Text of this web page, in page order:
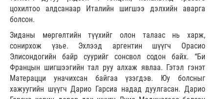
цохилтоо алдсанаар Италийн шигшээ дэлхийн аварга
болсон.
Зиданы мөргөлтийн түүхийг олон талаас нь харж,
сонирхож үзье. Эхлээд аргентин шүүгч Орасио
Элисондогийн байр суурийг сонсвол содон байх. “Би
Францын шигшээгийн тал руу алхаж явлаа. Гэтэл гэнэт
Матерацци уначихсан байгаа үзэгдэв. Юу болсныг
хажуугийн шүүгч Дарио Гарсиа надад дуулгасан. Дарио